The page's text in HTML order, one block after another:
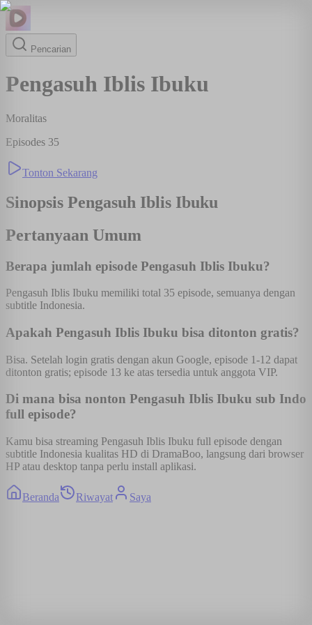
Pencarian
Pengasuh Iblis Ibuku
Moralitas
Episodes 35
Tonton Sekarang
Sinopsis Pengasuh Iblis Ibuku
Pertanyaan Umum
Berapa jumlah episode Pengasuh Iblis Ibuku?
Pengasuh Iblis Ibuku memiliki total 35 episode, semuanya dengan
subtitle Indonesia.
Apakah Pengasuh Iblis Ibuku bisa ditonton gratis?
Bisa. Setelah login gratis dengan akun Google, episode 1-12 dapat
ditonton gratis; episode 13 ke atas tersedia untuk anggota VIP.
Di mana bisa nonton Pengasuh Iblis Ibuku sub Indo
full episode?
Kamu bisa streaming Pengasuh Iblis Ibuku full episode dengan
subtitle Indonesia kualitas HD di DramaBoo, langsung dari browser
HP atau desktop tanpa perlu install aplikasi.
Beranda Riwayat Saya